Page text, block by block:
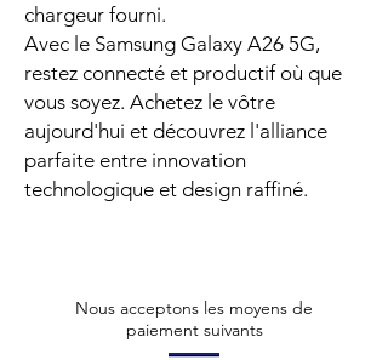
chargeur fourni.
Avec le Samsung Galaxy A26 5G,
restez connecté et productif où que
vous soyez. Achetez le vôtre
aujourd'hui et découvrez l'alliance
parfaite entre innovation
technologique et design raffiné.
Nous acceptons les moyens de
paiement suivants